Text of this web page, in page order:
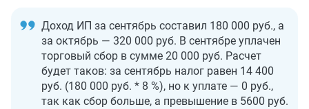
Доход ИП за сентябрь составил 180 000 руб., а
за октябрь — 320 000 руб. В сентябре уплачен
торговый сбор в сумме 20 000 руб. Расчет
будет таков: за сентябрь налог равен 14 400
руб. (180 000 руб. * 8 %), но к уплате — 0 руб.,
так как сбор больше, а превышение в 5600 руб.